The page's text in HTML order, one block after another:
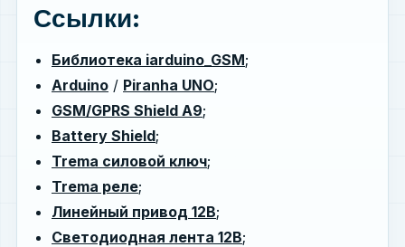
Ссылки:
Библиотека iarduino_GSM;
Arduino / Piranha UNO;
GSM/GPRS Shield A9;
Battery Shield;
Trema силовой ключ;
Trema реле;
Линейный привод 12В;
Светодиодная лента 12В;